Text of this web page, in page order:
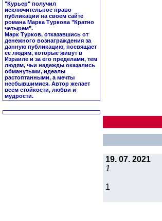
"Курьер" получил
исключительное право
публикации на своем сайте
романа Марка Туркова "Кратно
четырем".
Марк Турков, отказавшись от
денежного вознаграждения за
данную публикацию, посвящает
ее людям, которые живут в
Израиле и за его пределами, тем
людям, чьи надежды оказались
обманутыми, идеалы
растоптанными, а мечты
несбывшимися. Автор желает
всем стойкости, любви и
мудрости.
19. 07. 2021
1
1